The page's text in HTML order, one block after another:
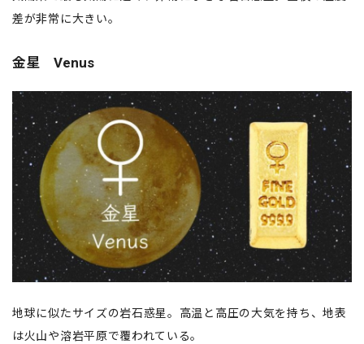
差が非常に大きい。
金星 Venus
地球に似たサイズの岩石惑星。高温と高圧の大気を持ち、地表
は火山や溶岩平原で覆われている。